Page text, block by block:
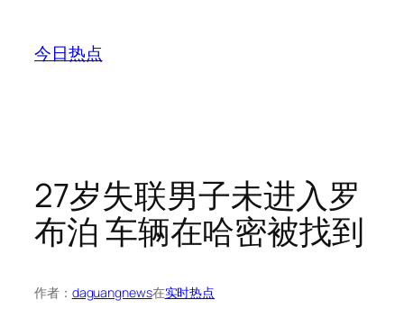
今日热点
27岁失联男子未进入罗
布泊 车辆在哈密被找到
作者： daguangnews在实时热点